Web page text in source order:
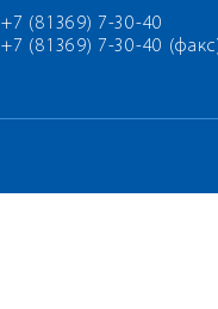
+7 (81369) 7-30-40
+7 (81369) 7-30-40